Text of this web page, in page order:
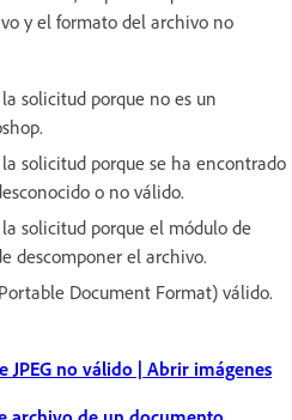
y el formato del archivo no
solicitud porque no es un
solicitud porque se ha encontrado
o no válido.
solicitud porque el módulo de
descomponer el archivo.
Document Format) válido.
JPEG no válido | Abrir imágenes